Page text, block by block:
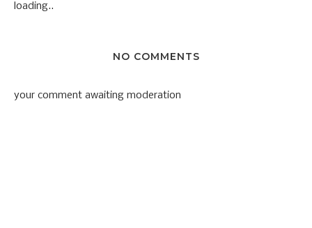
loading..
NO COMMENTS
your comment awaiting moderation